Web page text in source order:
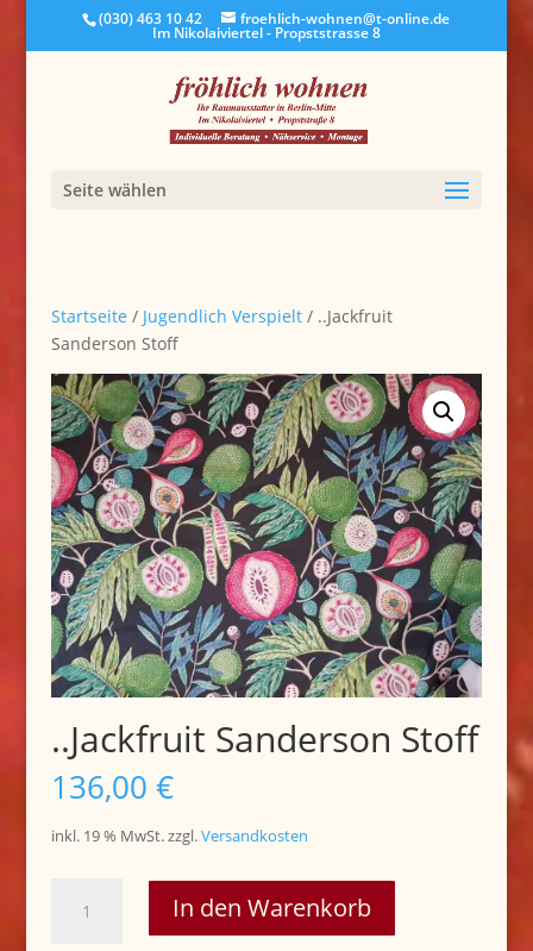
(030) 463 10 42 froehlich-wohnen@t-online.de
Im Nikolaiviertel - Propststrasse 8
Seite wählen
Startseite / Jugendlich Verspielt/ ..Jackfruit
Sanderson Stoff
..Jackfruit Sanderson Stoff
136,00 €
inkl. 19 % MwSt. zzgl.Versandkosten
Sanderson
In den Warenkorb